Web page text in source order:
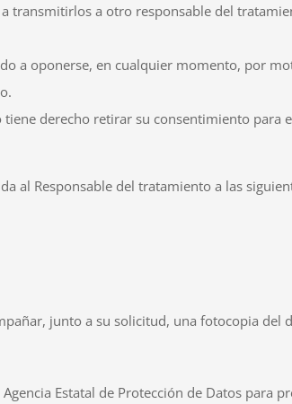
transmitirlos a otro responsable del
a oponerse, en cualquier momento, por
derecho retirar su consentimiento para
al Responsable del tratamiento a las
junto a su solicitud, una fotocopia
Estatal de Protección de Datos para